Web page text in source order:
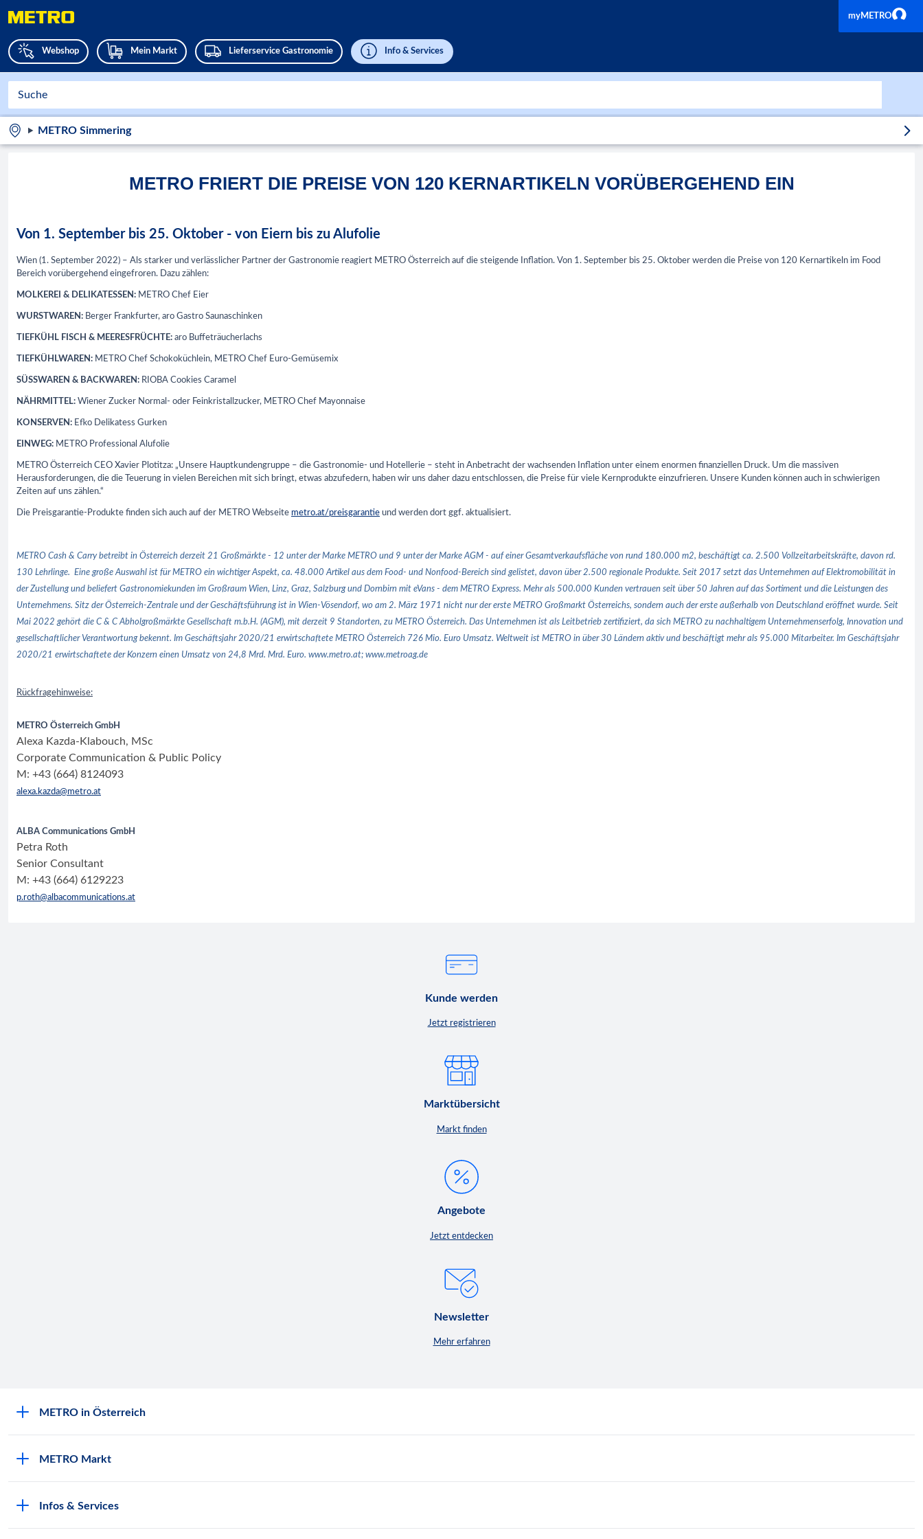
Webshop Mein Markt Lieferservice Gastronomie Info & Services
myMETRO
METRO Simmering
METRO FRIERT DIE PREISE VON 120 KERNARTIKELN VORÜBERGEHEND EIN
Von 1. September bis 25. Oktober - von Eiern bis zu Alufolie
Wien (1. September 2022) – Als starker und verlässlicher Partner der Gastronomie reagiert METRO Österreich auf die steigende Inflation. Von 1. September bis 25. Oktober werden die Preise von 120 Kernartikeln im Food
Bereich vorübergehend eingefroren. Dazu zählen:
MOLKEREI & DELIKATESSEN: METRO Chef Eier
WURSTWAREN: Berger Frankfurter, aro Gastro Saunaschinken
TIEFKÜHL FISCH & MEERESFRÜCHTE: aro Buffeträucherlachs
TIEFKÜHLWAREN: METRO Chef Schokoküchlein, METRO Chef Euro-Gemüsemix
SÜSSWAREN & BACKWAREN: RIOBA Cookies Caramel
NÄHRMITTEL: Wiener Zucker Normal- oder Feinkristallzucker, METRO Chef Mayonnaise
KONSERVEN: Efko Delikatess Gurken
EINWEG: METRO Professional Alufolie
METRO Österreich CEO Xavier Plotitza: „Unsere Hauptkundengruppe – die Gastronomie- und Hotellerie – steht in Anbetracht der wachsenden Inflation unter einem enormen finanziellen Druck. Um die massiven
Herausforderungen, die die Teuerung in vielen Bereichen mit sich bringt, etwas abzufedern, haben wir uns daher dazu entschlossen, die Preise für viele Kernprodukte einzufrieren. Unsere Kunden können auch in schwierigen
Zeiten auf uns zählen.“
Die Preisgarantie-Produkte finden sich auch auf der METRO Webseite metro.at/preisgarantie und werden dort ggf. aktualisiert.
METRO Cash & Carry betreibt in Österreich derzeit 21 Großmärkte - 12 unter der Marke METRO und 9 unter der Marke AGM - auf einer Gesamtverkaufsfläche von rund 180.000 m2, beschäftigt ca. 2.500 Vollzeitarbeitskräfte, davon rd.
130 Lehrlinge. Eine große Auswahl ist für METRO ein wichtiger Aspekt, ca. 48.000 Artikel aus dem Food- und Nonfood-Bereich sind gelistet, davon über 2.500 regionale Produkte. Seit 2017 setzt das Unternehmen auf Elektromobilität in
der Zustellung und beliefert Gastronomiekunden im Großraum Wien, Linz, Graz, Salzburg und Dornbirn mit eVans - dem METRO Express. Mehr als 500.000 Kunden vertrauen seit über 50 Jahren auf das Sortiment und die Leistungen des
Unternehmens. Sitz der Österreich-Zentrale und der Geschäftsführung ist in Wien-Vösendorf, wo am 2. März 1971 nicht nur der erste METRO Großmarkt Österreichs, sondern auch der erste außerhalb von Deutschland eröffnet wurde. Seit
Mai 2022 gehört die C & C Abholgroßmärkte Gesellschaft m.b.H. (AGM), mit derzeit 9 Standorten, zu METRO Österreich. Das Unternehmen ist als Leitbetrieb zertifiziert, da sich METRO zu nachhaltigem Unternehmenserfolg, Innovation und
gesellschaftlicher Verantwortung bekennt. Im Geschäftsjahr 2020/21 erwirtschaftete METRO Österreich 726 Mio. Euro Umsatz. Weltweit ist METRO in über 30 Ländern aktiv und beschäftigt mehr als 95.000 Mitarbeiter. Im Geschäftsjahr
2020/21 erwirtschaftete der Konzern einen Umsatz von 24,8 Mrd. Mrd. Euro. www.metro.at; www.metroag.de
Rückfragehinweise:
METRO Österreich GmbH
Alexa Kazda-Klabouch, MSc
Corporate Communication & Public Policy
M: +43 (664) 8124093
alexa.kazda@metro.at
ALBA Communications GmbH
Petra Roth
Senior Consultant
M: +43 (664) 6129223
p.roth@albacommunications.at
Kunde werden
Jetzt registrieren
Marktübersicht
Markt finden
Angebote
Jetzt entdecken
Newsletter
Mehr erfahren
METRO in Österreich
METRO Markt
Infos & Services